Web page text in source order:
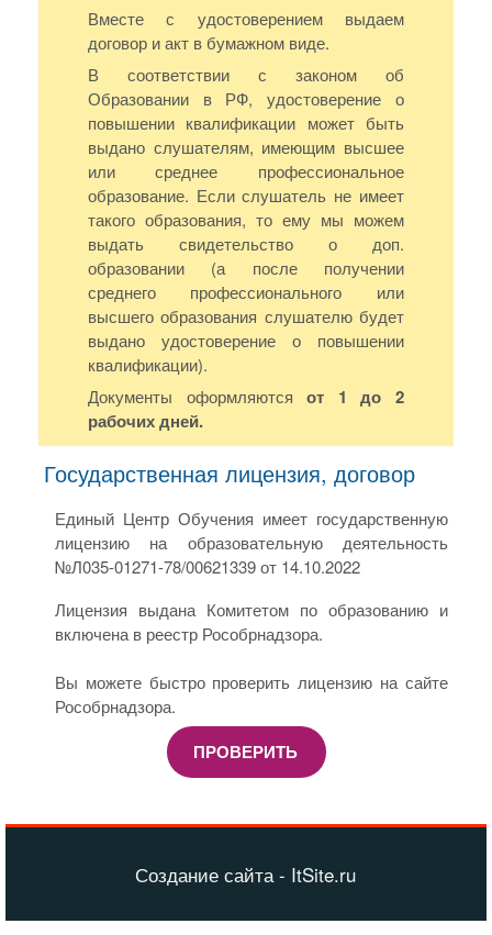
Вместе с удостоверением выдаем
договор и акт в бумажном виде.
В соответствии с законом об
Образовании в РФ, удостоверение о
повышении квалификации может быть
выдано слушателям, имеющим высшее
или среднее профессиональное
образование. Если слушатель не имеет
такого образования, то ему мы можем
выдать свидетельство о доп.
образовании (а после получении
среднего профессионального или
высшего образования слушателю будет
выдано удостоверение о повышении
квалификации).
Документы оформляютсяот 1 до 2
рабочих дней.
Государственная лицензия, договор
Единый Центр Обучения имеет государственную
лицензию на образовательную деятельность
№Л035-01271-78/00621339 от 14.10.2022
Лицензия выдана Комитетом по образованию и
включена в реестр Рособрнадзора.
Вы можете быстро проверить лицензию на сайте
Рособрнадзора.
ПРОВЕРИТЬ
Создание сайта - ItSite.ru